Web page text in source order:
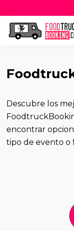
Descubre los
encontrar
tipo de evento o